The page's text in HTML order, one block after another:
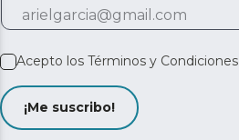
Acepto los Términos y Condiciones
¡Me suscribo!